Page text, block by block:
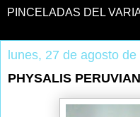
PINCELADAS DEL
lunes, 27 de agosto
PHYSALIS